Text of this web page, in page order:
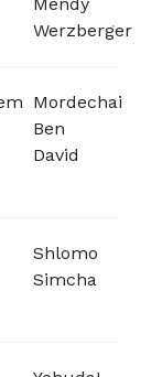
Werzberger
Mordechai
Ben
David
Shlomo
Simcha